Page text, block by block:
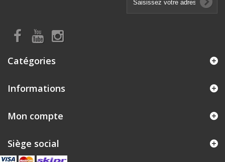
Catégories
Informations
Mon compte
Siège social